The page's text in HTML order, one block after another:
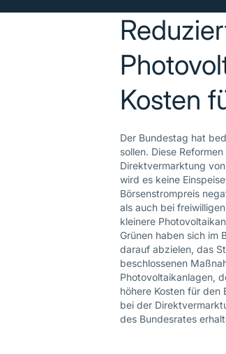
Kosten
Der Bundestag hat
sollen. Diese
Direktvermarktung
wird es keine
Börsenstrompreis
als auch bei
kleinere
Grünen haben sich im
darauf abzielen, das
beschlossenen
Photovoltaikanlagen,
höhere Kosten für den
bei der
des Bundesrates